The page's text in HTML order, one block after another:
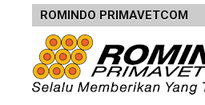
ROMINDO PRIMAVETCOM